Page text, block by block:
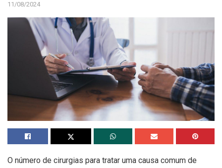
11/08/2024
O número de cirurgias para tratar uma causa comum de